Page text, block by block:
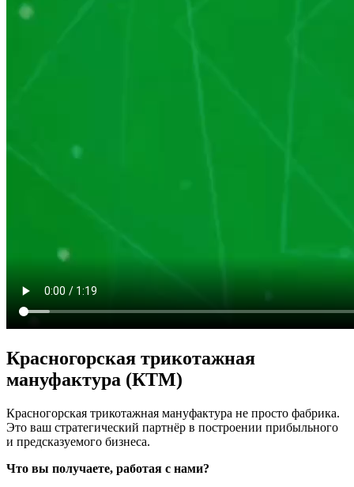
Красногорская трикотажная
мануфактура (КТМ)
Красногорская трикотажная мануфактура не просто фабрика.
Это ваш стратегический партнёр в построении прибыльного
и предсказуемого бизнеса.
Что вы получаете, работая с нами?